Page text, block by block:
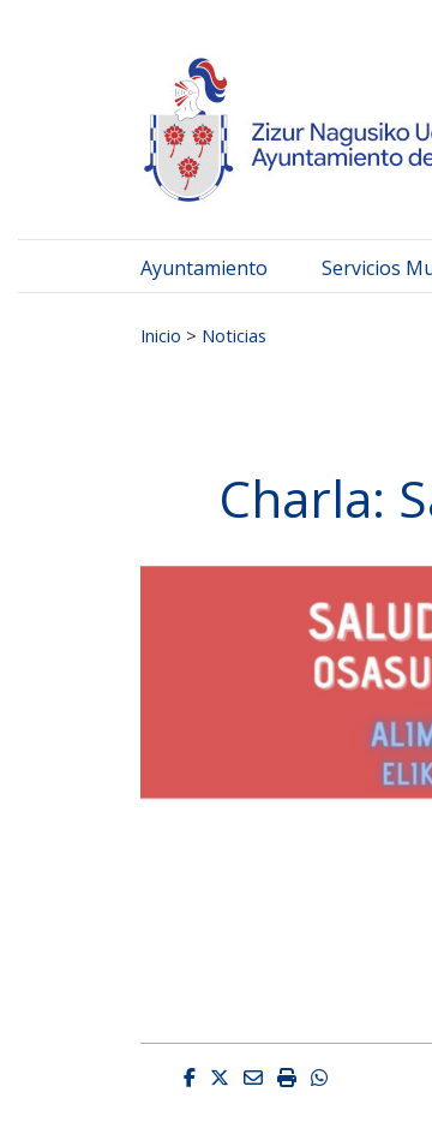
Ayuntamiento Servicios
Inicio > Noticias
Charla:
Facebook
Twitter
EmailImprimirWhatsapp